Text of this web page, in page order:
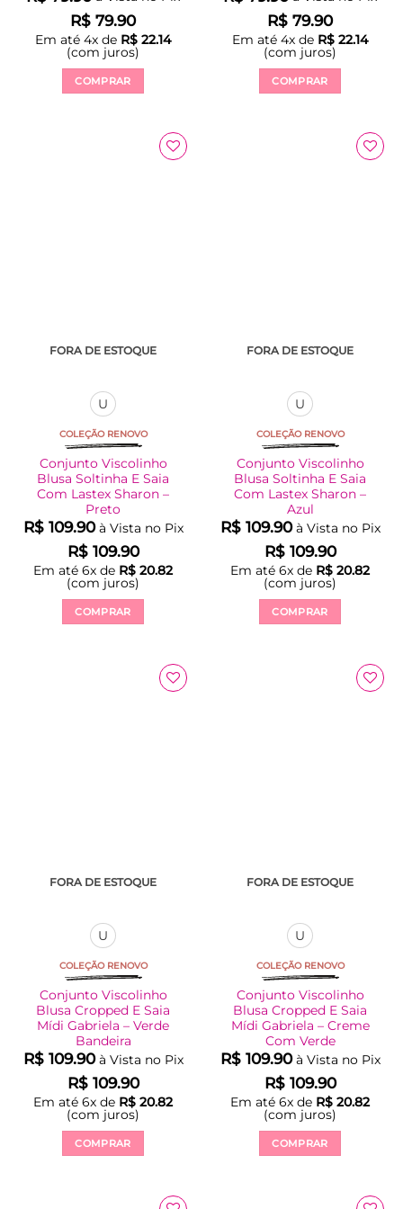
R$ 79.90
Em até 4x de R$ 22.14
(com juros)
COMPRAR
produto
R$ 79.90
Em até 4x de R$ 22.14
(com juros)
COMPRAR
produto
FORA DE ESTOQUE
U
COLEÇÃO RENOVO
Conjunto Viscolinho
Blusa Soltinha E Saia
Com Lastex Sharon –
Preto
R$109.90 à Vista no Pix
R$109.90
Em até 6x de R$ 20.82
(com juros)
COMPRAR
produto
FORA DE ESTOQUE
U
COLEÇÃO RENOVO
Conjunto Viscolinho
Blusa Soltinha E Saia
Com Lastex Sharon –
Azul
R$109.90 à Vista no Pix
R$109.90
Em até 6x de R$ 20.82
(com juros)
COMPRAR
produto
FORA DE ESTOQUE
U
COLEÇÃO RENOVO
Conjunto Viscolinho
Blusa Cropped E Saia
Mídi Gabriela – Verde
Bandeira
R$109.90 à Vista no Pix
R$109.90
Em até 6x de R$ 20.82
(com juros)
COMPRAR
FORA DE ESTOQUE
U
COLEÇÃO RENOVO
Conjunto Viscolinho
Blusa Cropped E Saia
Mídi Gabriela – Creme
Com Verde
R$109.90 à Vista no Pix
R$109.90
Em até 6x de R$ 20.82
(com juros)
COMPRAR